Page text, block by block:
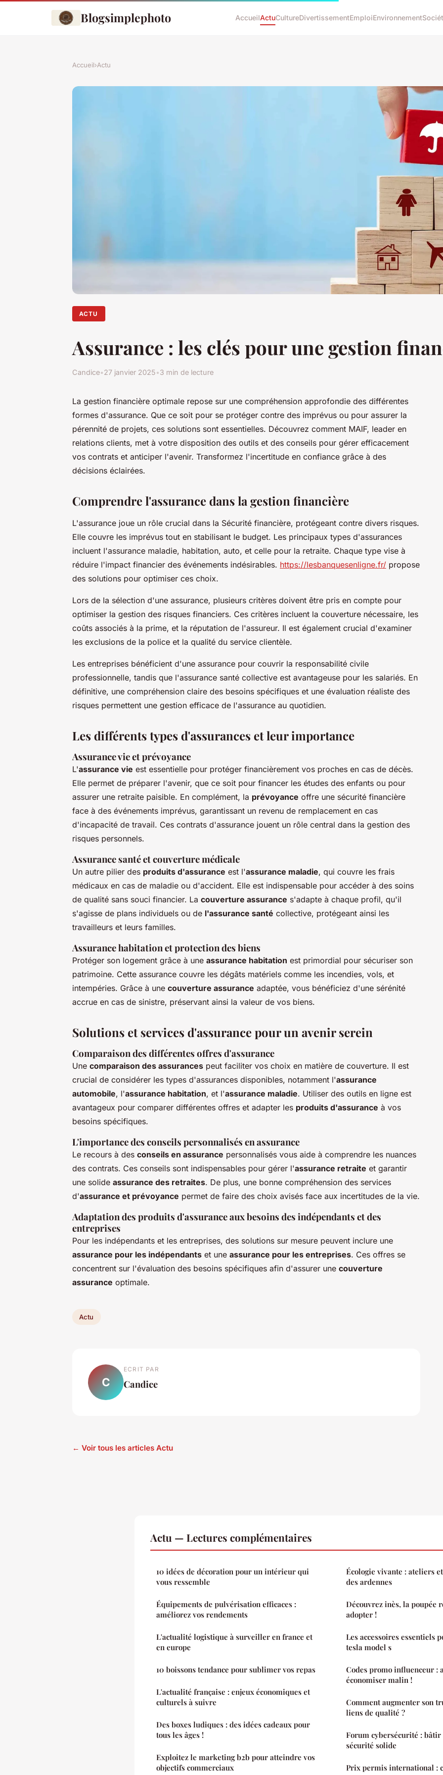
Blogsimplephoto AccueilActuCultureDivertissementEmploiEnvironnement
Accueil›Actu
ACTU
Assurance : les clés pour une gestion
Candice•27 janvier 2025•3 min de lecture
La gestion financière optimale repose sur une compréhension approfondie des différentes
formes d'assurance. Que ce soit pour se protéger contre des imprévus ou pour assurer la
pérennité de projets, ces solutions sont essentielles. Découvrez comment MAIF, leader en
relations clients, met à votre disposition des outils et des conseils pour gérer efficacement
vos contrats et anticiper l'avenir. Transformez l'incertitude en confiance grâce à des
décisions éclairées.
Comprendre l'assurance dans la gestion financière
L'assurance joue un rôle crucial dans la Sécurité financière, protégeant contre divers risques.
Elle couvre les imprévus tout en stabilisant le budget. Les principaux types d'assurances
incluent l'assurance maladie, habitation, auto, et celle pour la retraite. Chaque type vise à
réduire l'impact financier des événements indésirables. https://lesbanquesenligne.fr/ propose
des solutions pour optimiser ces choix.
Lors de la sélection d'une assurance, plusieurs critères doivent être pris en compte pour
optimiser la gestion des risques financiers. Ces critères incluent la couverture nécessaire, les
coûts associés à la prime, et la réputation de l'assureur. Il est également crucial d'examiner
les exclusions de la police et la qualité du service clientèle.
Les entreprises bénéficient d'une assurance pour couvrir la responsabilité civile
professionnelle, tandis que l'assurance santé collective est avantageuse pour les salariés. En
définitive, une compréhension claire des besoins spécifiques et une évaluation réaliste des
risques permettent une gestion efficace de l'assurance au quotidien.
Les différents types d'assurances et leur importance
Assurance vie et prévoyance
L'assurance vie est essentielle pour protéger financièrement vos proches en cas de décès.
Elle permet de préparer l'avenir, que ce soit pour financer les études des enfants ou pour
assurer une retraite paisible. En complément, la prévoyance offre une sécurité financière
face à des événements imprévus, garantissant un revenu de remplacement en cas
d'incapacité de travail. Ces contrats d'assurance jouent un rôle central dans la gestion des
risques personnels.
Assurance santé et couverture médicale
Un autre pilier des produits d'assurance est l'assurance maladie, qui couvre les frais
médicaux en cas de maladie ou d'accident. Elle est indispensable pour accéder à des soins
de qualité sans souci financier. La couverture assurance s'adapte à chaque profil, qu'il
s'agisse de plans individuels ou de l'assurance santé collective, protégeant ainsi les
travailleurs et leurs familles.
Assurance habitation et protection des biens
Protéger son logement grâce à une assurance habitation est primordial pour sécuriser son
patrimoine. Cette assurance couvre les dégâts matériels comme les incendies, vols, et
intempéries. Grâce à une couverture assurance adaptée, vous bénéficiez d'une sérénité
accrue en cas de sinistre, préservant ainsi la valeur de vos biens.
Solutions et services d'assurance pour un avenir serein
Comparaison des différentes offres d'assurance
Une comparaison des assurances peut faciliter vos choix en matière de couverture. Il est
crucial de considérer les types d'assurances disponibles, notamment l'assurance
automobile, l'assurance habitation, et l'assurance maladie. Utiliser des outils en ligne est
avantageux pour comparer différentes offres et adapter les produits d'assurance à vos
besoins spécifiques.
L'importance des conseils personnalisés en assurance
Le recours à des conseils en assurance personnalisés vous aide à comprendre les nuances
des contrats. Ces conseils sont indispensables pour gérer l'assurance retraite et garantir
une solide assurance des retraites. De plus, une bonne compréhension des services
d'assurance et prévoyance permet de faire des choix avisés face aux incertitudes de la vie.
Adaptation des produits d'assurance aux besoins des indépendants et des
entreprises
Pour les indépendants et les entreprises, des solutions sur mesure peuvent inclure une
assurance pour les indépendants et une assurance pour les entreprises. Ces offres se
concentrent sur l'évaluation des besoins spécifiques afin d'assurer une couverture
assurance optimale.
Actu
C
ECRIT PAR
Candice
← Voir tous les articles Actu
Actu — Lectures complémentaires
10 idées de décoration pour un intérieur qui
vous ressemble
Équipements de pulvérisation efficaces :
améliorez vos rendements
L'actualité logistique à surveiller en france et
en europe
10 boissons tendance pour sublimer vos repas
L'actualité française : enjeux économiques et
culturels à suivre
Des boxes ludiques : des idées cadeaux pour
tous les âges !
Exploitez le marketing b2b pour atteindre vos
objectifs commerciaux
Écologie vivante : ateliers
des ardennes
Découvrez inès, la poupée
adopter !
Les accessoires essentiels
tesla model s
Codes promo influenceur :
économiser malin !
Comment augmenter son
liens de qualité ?
Forum cybersécurité : bâtir
sécurité solide
Prix permis international :